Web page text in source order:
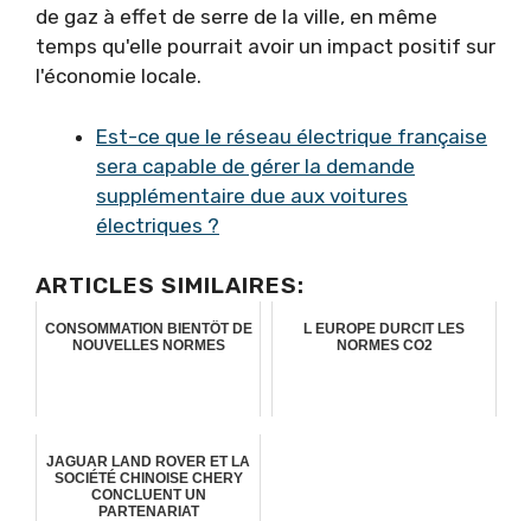
de gaz à effet de serre de la ville, en même
temps qu'elle pourrait avoir un impact positif sur
l'économie locale.
Est-ce que le réseau électrique française
sera capable de gérer la demande
supplémentaire due aux voitures
électriques ?
ARTICLES SIMILAIRES:
CONSOMMATION BIENTÔT DE
NOUVELLES NORMES
L EUROPE DURCIT LES
NORMES CO2
JAGUAR LAND ROVER ET LA
SOCIÉTÉ CHINOISE CHERY
CONCLUENT UN
PARTENARIAT